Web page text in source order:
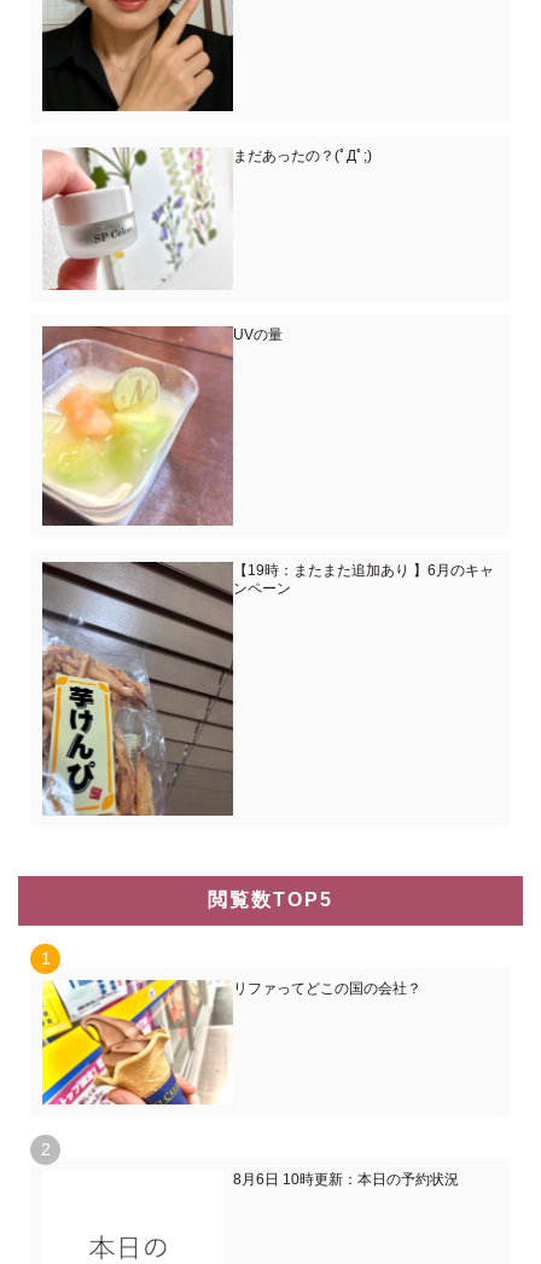
まだあったの？(ﾟДﾟ;)
UVの量
【19時：またまた追加あり 】6月のキャ
ンペーン
閲覧数TOP5
リファってどこの国の会社？
8月6日 10時更新：本日の予約状況